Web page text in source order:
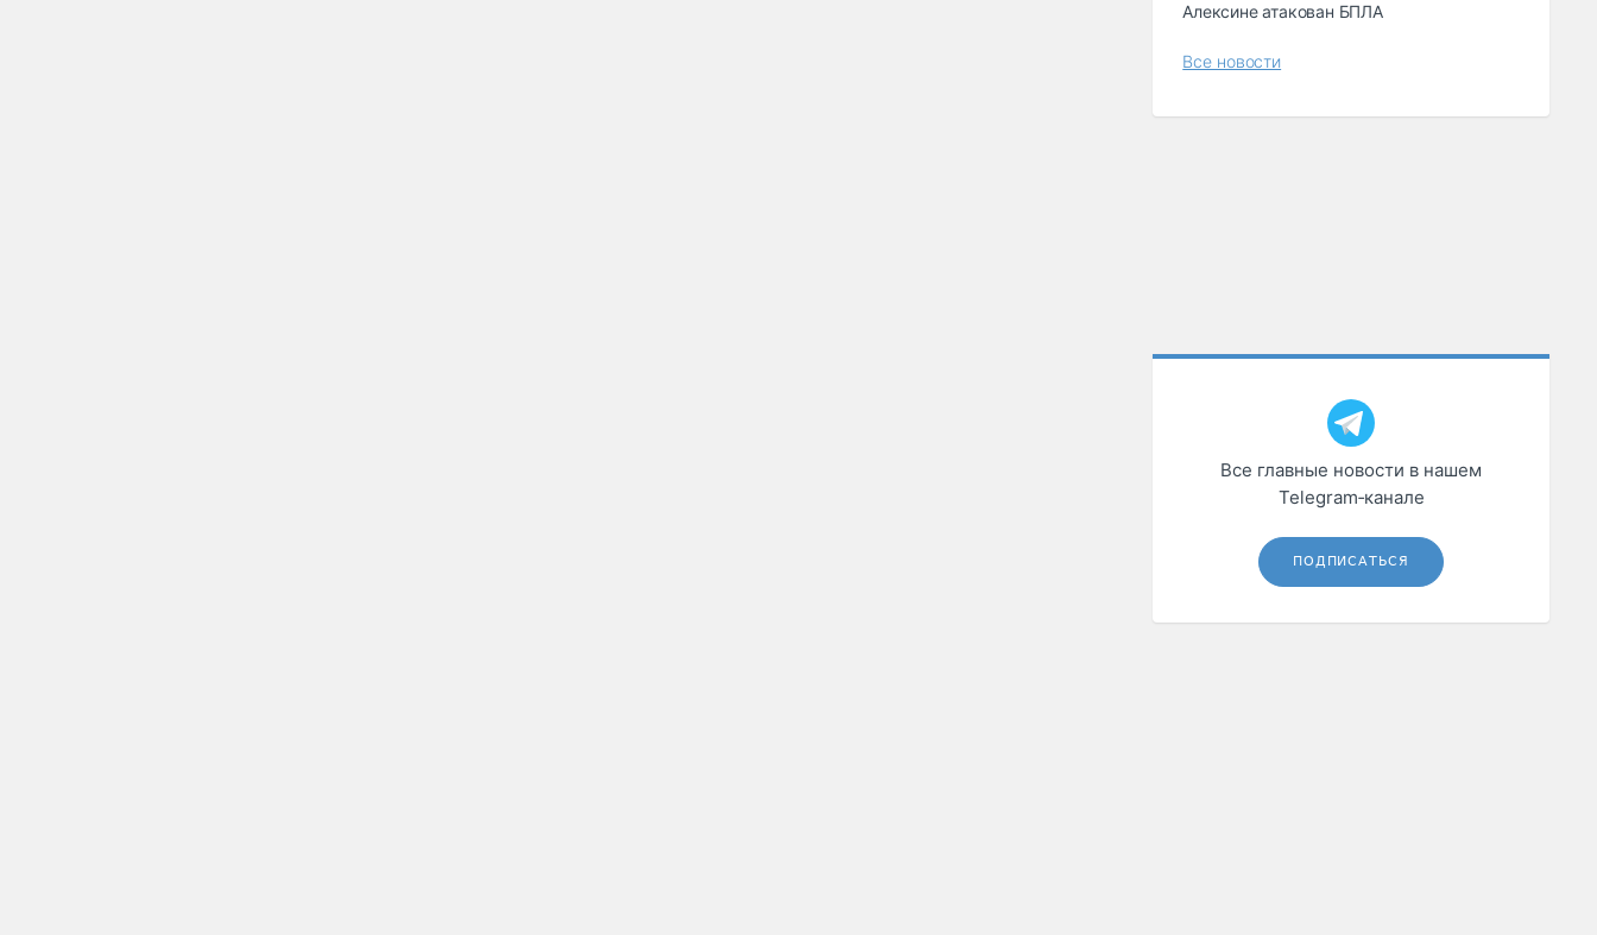
Алексине атакован БПЛА
Все новости
Все главные новости в нашем
Telegram‑канале
ПОДПИСАТЬСЯ